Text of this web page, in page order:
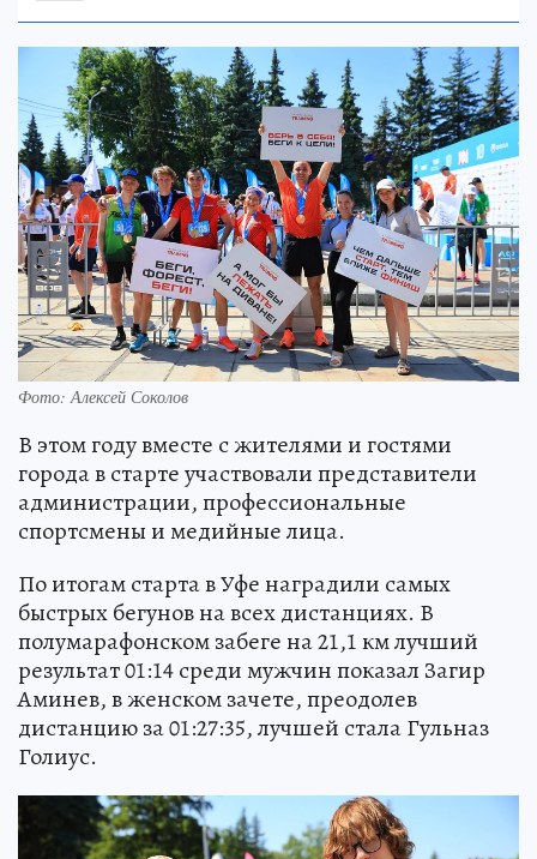
Фото: Алексей Соколов
В этом году вместе с жителями и гостями
города в старте участвовали представители
администрации, профессиональные
спортсмены и медийные лица.
По итогам старта в Уфе наградили самых
быстрых бегунов на всех дистанциях. В
полумарафонском забеге на 21,1 км лучший
результат 01:14 среди мужчин показал Загир
Аминев, в женском зачете, преодолев
дистанцию за 01:27:35, лучшей стала Гульназ
Голиус.